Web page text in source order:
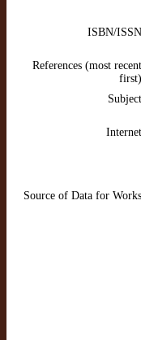
ISBN/ISSN
References (most recent
first)
Subject
Internet
Source of Data for Works